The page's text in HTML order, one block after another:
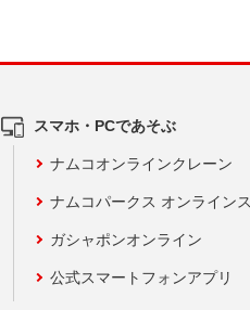
スマホ・PCであそぶ
ナムコオンラインクレーン
ナムコパークス オンライン
ガシャポンオンライン
公式スマートフォンアプリ